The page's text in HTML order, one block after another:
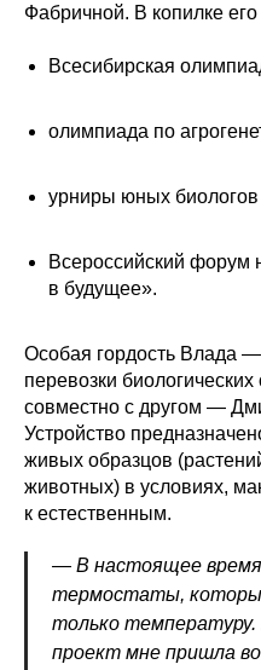
Фабричной. В копилке
Всесибирская
олимпиада по
урниры юных биологов
Всероссийский
в будущее».
Особая гордость Влада —
перевозки
совместно с другом —
Устройство
живых образцов
животных) в условиях,
к естественным.
— В настоящее
термостаты,
только
проект мне пришла